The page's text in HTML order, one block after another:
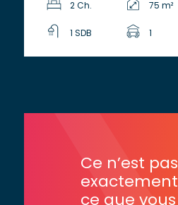
2 Ch. 75 m²
1 SDB
Ce n’est pas
exactement
ce que vous